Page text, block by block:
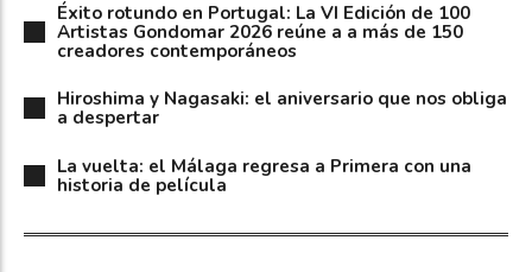
Éxito rotundo en Portugal: La VI Edición de 100
Artistas Gondomar 2026 reúne a a más de 150
creadores contemporáneos
Hiroshima y Nagasaki: el aniversario que nos obliga
a despertar
La vuelta: el Málaga regresa a Primera con una
historia de película